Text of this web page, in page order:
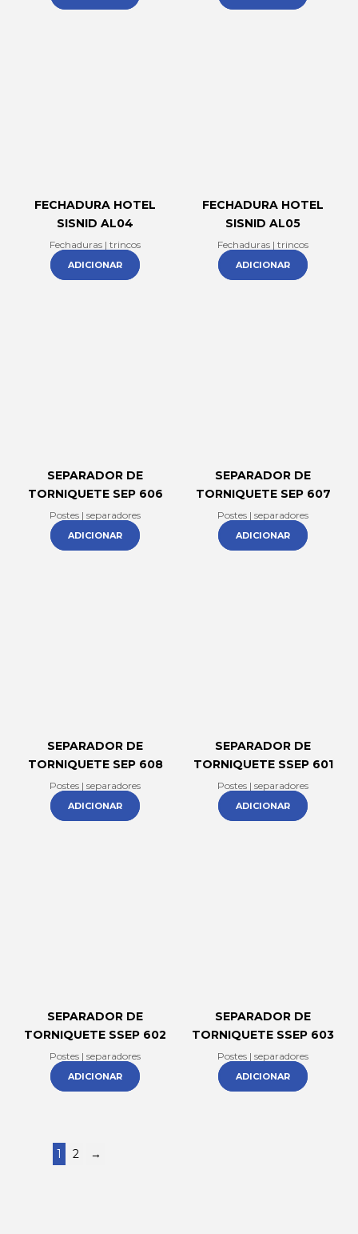
FECHADURA HOTEL
SISNID AL04
Fechaduras | trincos
ADICIONAR
FECHADURA HOTEL
SISNID AL05
Fechaduras | trincos
ADICIONAR
SEPARADOR DE
TORNIQUETE SEP 606
Postes | separadores
ADICIONAR
SEPARADOR DE
TORNIQUETE SEP 607
Postes | separadores
ADICIONAR
SEPARADOR DE
TORNIQUETE SEP 608
Postes | separadores
ADICIONAR
SEPARADOR DE
TORNIQUETE SSEP 601
Postes | separadores
ADICIONAR
SEPARADOR DE
TORNIQUETE SSEP 602
Postes | separadores
ADICIONAR
SEPARADOR DE
TORNIQUETE SSEP 603
Postes | separadores
ADICIONAR
1 2 →